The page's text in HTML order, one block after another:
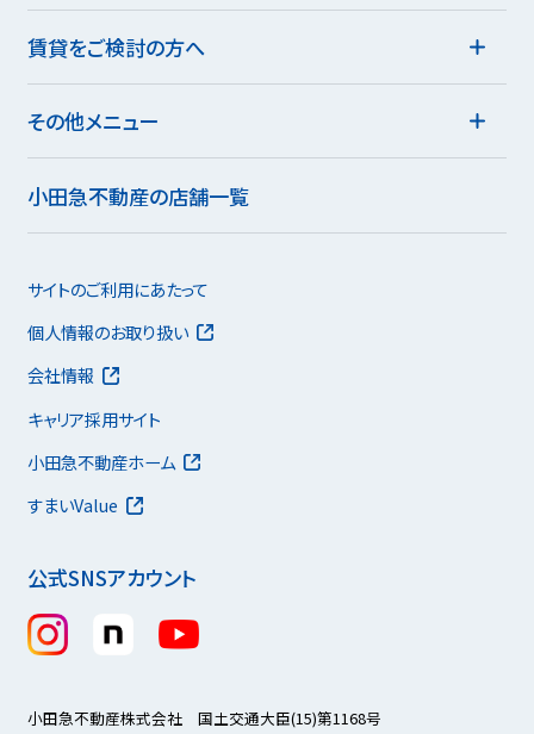
賃貸をご検討の方へ
その他メニュー
小田急不動産の店舗一覧
公式SNSアカウント
サイトのご利用にあたって
個人情報のお取り扱い
会社情報
キャリア採用サイト
小田急不動産ホーム
すまいValue
小田急不動産株式会社 国土交通大臣(15)第1168号